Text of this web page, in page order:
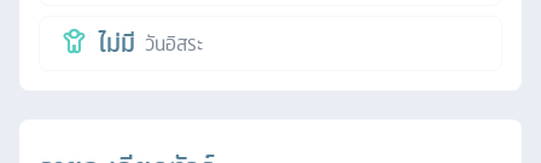
ไม่มี วันอิสระ